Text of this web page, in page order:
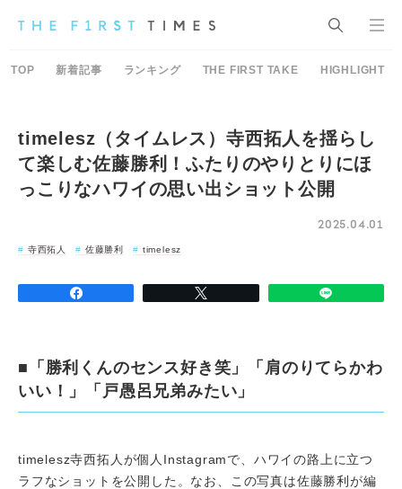
TOP 新着記事 ランキング THE FIRST TAKE HIGHLIGHT
timelesz（タイムレス）寺西拓人を揺らし
て楽しむ佐藤勝利！ふたりのやりとりにほ
っこりなハワイの思い出ショット公開
2025.04.01
寺西拓人 佐藤勝利 timelesz
■「勝利くんのセンス好き笑」「肩のりてらかわ
いい！」「戸愚呂兄弟みたい」
timelesz寺西拓人が個人Instagramで、ハワイの路上に立つ
ラフなショットを公開した。なお、この写真は佐藤勝利が編